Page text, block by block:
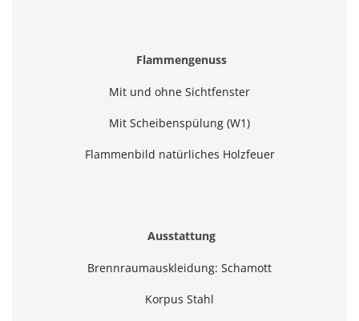
Flammengenuss
Mit und ohne Sichtfenster
Mit Scheibenspülung (W1)
Flammenbild natürliches Holzfeuer
Ausstattung
Brennraumauskleidung: Schamott
Korpus Stahl